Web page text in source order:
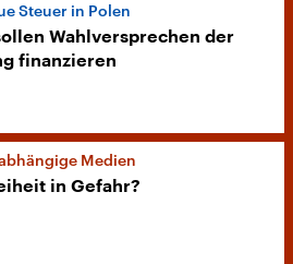
Steuer in Polen
Wahlversprechen der
finanzieren
Medien
in Gefahr?